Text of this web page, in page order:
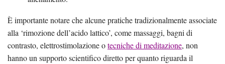
È importante notare che alcune pratiche tradizionalmente associate
alla ‘rimozione dell’acido lattico’, come massaggi, bagni di
contrasto, elettrostimolazione otecniche di meditazione, non
hanno un supporto scientifico diretto per quanto riguarda il